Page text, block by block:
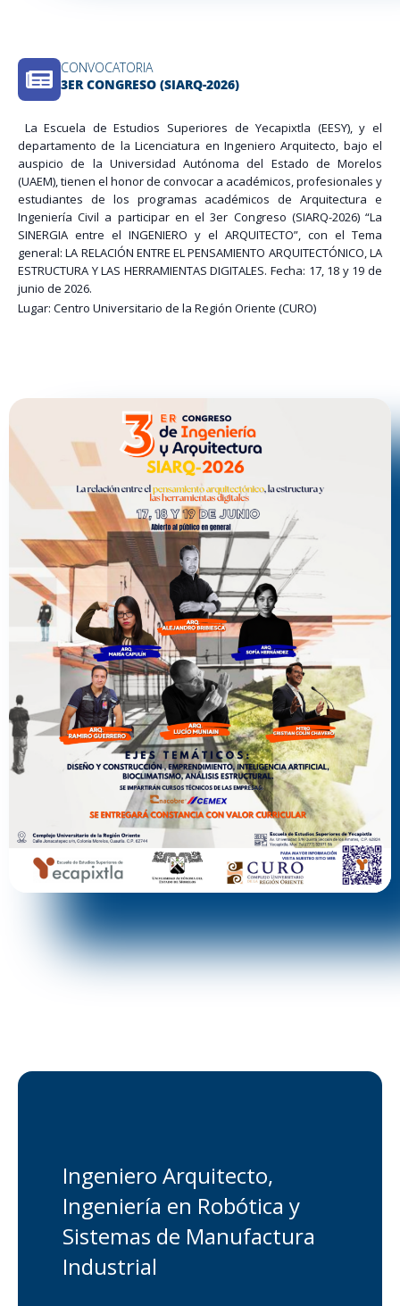
CONVOCATORIA
3ER CONGRESO (SIARQ-2026)
La Escuela de Estudios Superiores de Yecapixtla (EESY), y el
departamento de la Licenciatura en Ingeniero Arquitecto, bajo el
auspicio de la Universidad Autónoma del Estado de Morelos
(UAEM), tienen el honor de convocar a académicos, profesionales y
estudiantes de los programas académicos de Arquitectura e
Ingeniería Civil a participar en el 3er Congreso (SIARQ-2026)“La
SINERGIA entre el INGENIERO y el ARQUITECTO”, con el Tema
general:LA RELACIÓN ENTRE EL PENSAMIENTO ARQUITECTÓNICO, LA
ESTRUCTURA Y LAS HERRAMIENTAS DIGITALES. Fecha: 17, 18 y 19 de
junio de 2026.
Lugar: Centro Universitario de la Región Oriente (CURO)
Ingeniero Arquitecto,
Ingeniería en Robótica y
Sistemas de Manufactura
Industrial